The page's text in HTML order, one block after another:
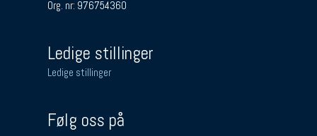
Org. nr: 976754360
Ledige stillinger
Ledige stillinger
Følg oss på